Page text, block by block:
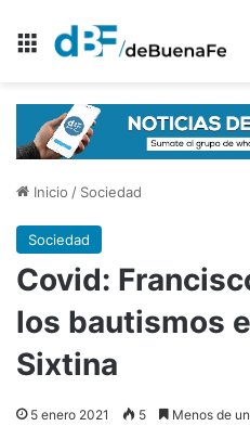
Menú
Inicio / Sociedad
Sociedad
Covid:
los bautismos
Sixtina
5 enero 2021 5 Menos de